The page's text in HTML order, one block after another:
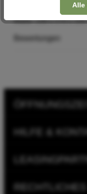
Befestigung: KLICKfix
Maße: 230 x 170 x
Bewertungen
HILFE &
RECHTLICHES
Alle